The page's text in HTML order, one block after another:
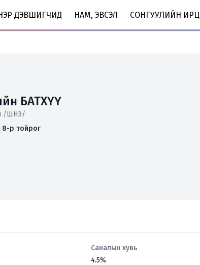
ДЭВШИГЧИД НАМ, ЭВСЭЛ СОНГУУЛИЙН ИРЦ
БАТХҮҮ
/ШНЭ/
8-р тойрог
Саналын хувь
4.5%